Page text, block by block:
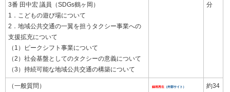
3番 田中宏 議員（SDGs鶴ヶ岡）
1．こどもの遊び場について
2．地域公共交通の一翼を担うタクシー事業への
支援拡充について
（1）ピークシフト事業について
（2）社会基盤としてのタクシーの意義について
（3）持続可能な地域公共交通の構築について
分
（一般質問）
録画再生 （外部サイト）
約34